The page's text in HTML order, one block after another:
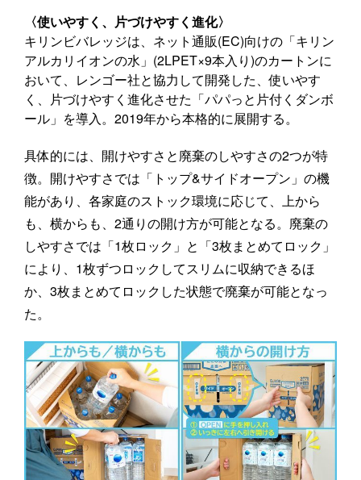
〈使いやすく、片づけやすく進化〉
キリンビバレッジは、ネット通販(EC)向けの「キリン
アルカリイオンの水」(2LPET×9本入り)のカートンに
おいて、レンゴー社と協力して開発した、使いやす
く、片づけやすく進化させた「パパっと片付くダンボ
ール」を導入。2019年から本格的に展開する。
具体的には、開けやすさと廃棄のしやすさの2つが特
徴。開けやすさでは「トップ&サイドオープン」の機
能があり、各家庭のストック環境に応じて、上から
も、横からも、2通りの開け方が可能となる。廃棄の
しやすさでは「1枚ロック」と「3枚まとめてロック」
により、1枚ずつロックしてスリムに収納できるほ
か、3枚まとめてロックした状態で廃棄が可能となっ
た。